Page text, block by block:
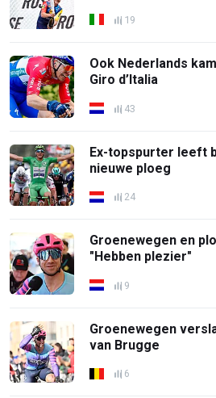
19
Ook Nederlands
Giro d’Italia
43
Ex-topspurter leeft
nieuwe ploeg
24
Groenewegen en
"Hebben plezier"
9
Groenewegen
van Brugge
6